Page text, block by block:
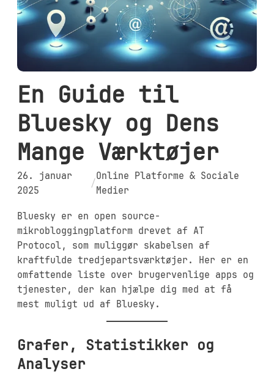
En Guide til
Bluesky og Dens
Mange Værktøjer
26. januar
2025
/
Online Platforme & Sociale
Medier
Bluesky er en open source-
mikrobloggingplatform drevet af AT
Protocol, som muliggør skabelsen af
kraftfulde tredjepartsværktøjer. Her er en
omfattende liste over brugervenlige apps og
tjenester, der kan hjælpe dig med at få
mest muligt ud af Bluesky.
Grafer, Statistikker og
Analyser